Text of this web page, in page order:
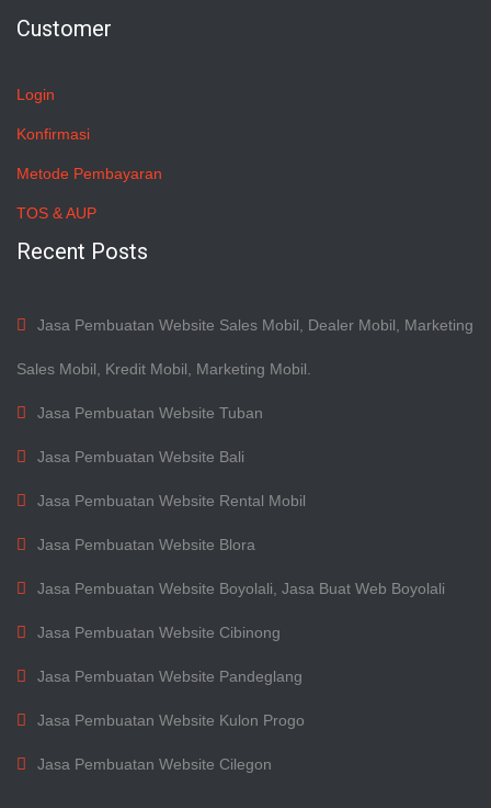
Customer
Login
Konfirmasi
Metode Pembayaran
TOS & AUP
Recent Posts
Jasa Pembuatan Website Sales Mobil, Dealer Mobil, Marketing
Sales Mobil, Kredit Mobil, Marketing Mobil.
Jasa Pembuatan Website Tuban
Jasa Pembuatan Website Bali
Jasa Pembuatan Website Rental Mobil
Jasa Pembuatan Website Blora
Jasa Pembuatan Website Boyolali, Jasa Buat Web Boyolali
Jasa Pembuatan Website Cibinong
Jasa Pembuatan Website Pandeglang
Jasa Pembuatan Website Kulon Progo
Jasa Pembuatan Website Cilegon